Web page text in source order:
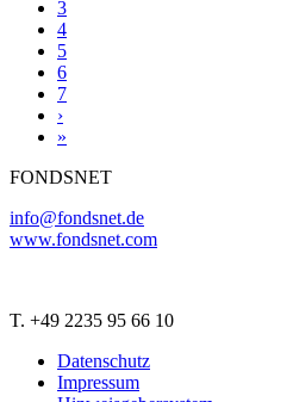
3
4
5
6
7
›
»
FONDSNET
info@fondsnet.de
www.fondsnet.com
T. +49 2235 95 66 10
Datenschutz
Impressum